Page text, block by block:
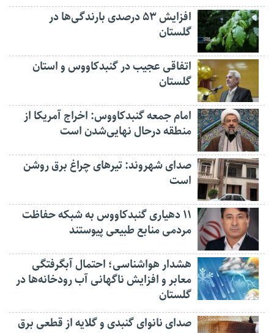
افزایش ۵۳ درصدی بارندگی‌ها در
گلستان
اتفاقی عجیب در‌ گنبدکاووس و استان
گلستان
امام جمعه گنبدکاووس: اخراج آمریکا از
منطقه درحال نهایی‌شدن است
صدای شهروند: تیرهای چراغ برق روشن
است
۱۱ دهیاری گنبدکاووس به شبکه حفاظت
مردمی منابع طبیعی پیوستند
هشدار هواشناسی؛ احتمال آبگرفتگی
معابر و افزایش ناگهانی آب رودخانه‌ها در
گلستان
صدای نانوای گنبدی و گلایه از قطعی برق